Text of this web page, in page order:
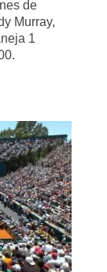
de
Murray,
1